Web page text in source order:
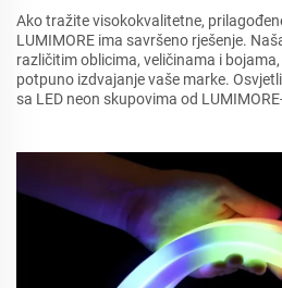
Ako tražite visokokvalitetne,
LUMIMORE ima savršeno rješenje.
različitim oblicima, veličinama i
potpuno izdvajanje vaše marke.
sa LED neon skupovima od